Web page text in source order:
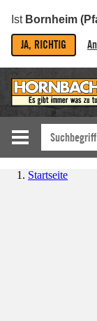
Ist Bornheim
JA, RICHTIG
Startseite